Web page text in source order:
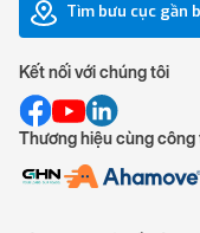
Tìm bưu cục gần
Kết nối với chúng tôi
Thương hiệu cùng công